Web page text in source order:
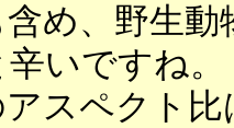
め、野生動
いですね。
スペクト